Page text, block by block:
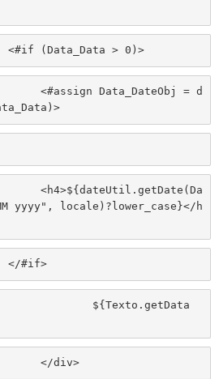
<#if (Data_Data > 0)>
yyyy", locale)?lower_case}</h
</#if>
			</div>